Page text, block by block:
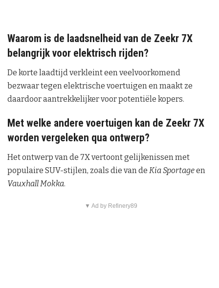
Waarom is de laadsnelheid van de Zeekr 7X
belangrijk voor elektrisch rijden?
De korte laadtijd verkleint een veelvoorkomend
bezwaar tegen elektrische voertuigen en maakt ze
daardoor aantrekkelijker voor potentiële kopers.
Met welke andere voertuigen kan de Zeekr 7X
worden vergeleken qua ontwerp?
Het ontwerp van de 7X vertoont gelijkenissen met
populaire SUV-stijlen, zoals die van de Kia Sportageen
Vauxhall Mokka.
▼ Ad by Refinery89